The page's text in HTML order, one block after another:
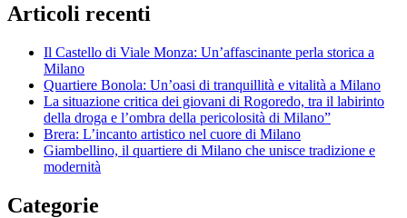
Articoli recenti
Il Castello di Viale Monza: Un’affascinante perla storica a
Milano
Quartiere Bonola: Un’oasi di tranquillità e vitalità a Milano
La situazione critica dei giovani di Rogoredo, tra il labirinto
della droga e l’ombra della pericolosità di Milano”
Brera: L’incanto artistico nel cuore di Milano
Giambellino, il quartiere di Milano che unisce tradizione e
modernità
Categorie